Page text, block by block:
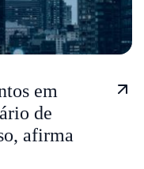
em
de
afirma